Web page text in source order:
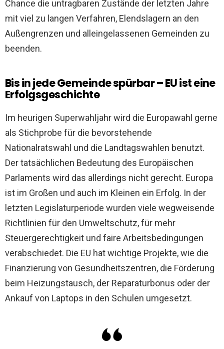
Chance die untragbaren Zustände der letzten Jahre
mit viel zu langen Verfahren, Elendslagern an den
Außengrenzen und alleingelassenen Gemeinden zu
beenden.
Bis in jede Gemeinde spürbar – EU ist eine
Erfolgsgeschichte
Im heurigen Superwahljahr wird die Europawahl gerne
als Stichprobe für die bevorstehende
Nationalratswahl und die Landtagswahlen benutzt.
Der tatsächlichen Bedeutung des Europäischen
Parlaments wird das allerdings nicht gerecht. Europa
ist im Großen und auch im Kleinen ein Erfolg. In der
letzten Legislaturperiode wurden viele wegweisende
Richtlinien für den Umweltschutz, für mehr
Steuergerechtigkeit und faire Arbeitsbedingungen
verabschiedet. Die EU hat wichtige Projekte, wie die
Finanzierung von Gesundheitszentren, die Förderung
beim Heizungstausch, der Reparaturbonus oder der
Ankauf von Laptops in den Schulen umgesetzt.